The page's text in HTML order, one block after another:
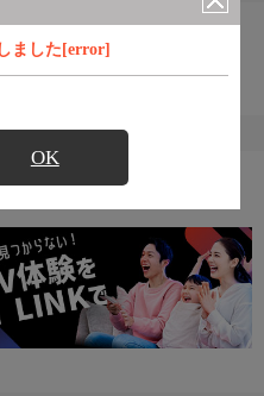
ました[error]
OK